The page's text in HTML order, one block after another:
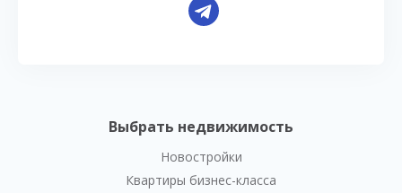
Выбрать недвижимость
Новостройки
Квартиры бизнес-класса